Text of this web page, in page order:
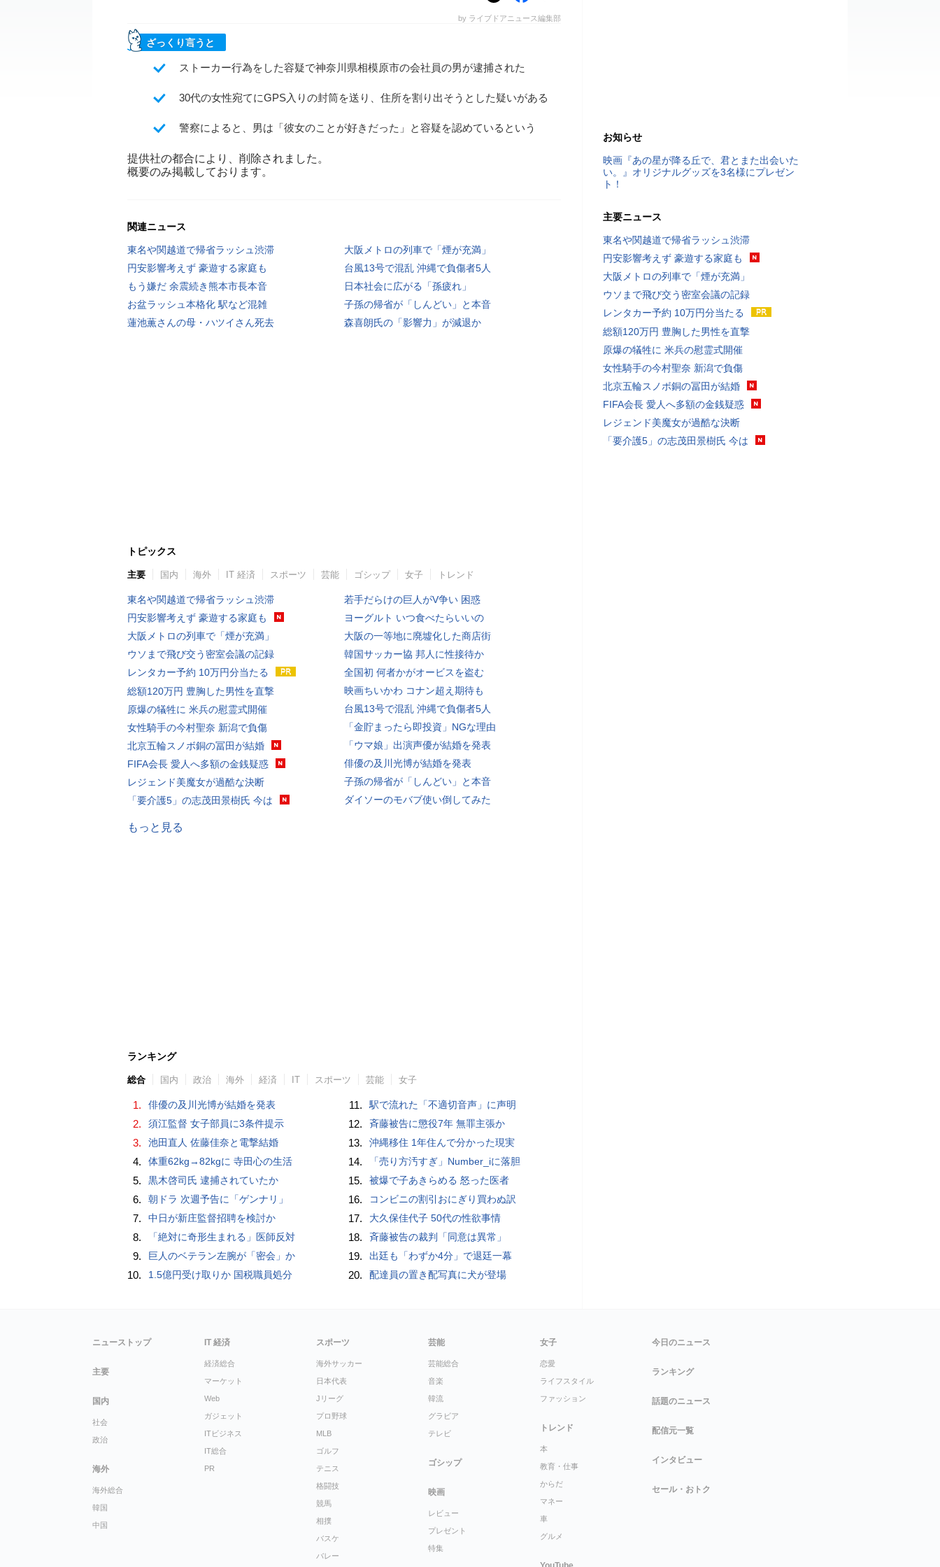
by ライブドアニュース編集部
ざっくり言うと
ストーカー行為をした容疑で神奈川県相模原市の会社員の男が逮捕された
30代の女性宛てにGPS入りの封筒を送り、住所を割り出そうとした疑いがある
警察によると、男は「彼女のことが好きだった」と容疑を認めているという
提供社の都合により、削除されました。
概要のみ掲載しております。
関連ニュース
東名や関越道で帰省ラッシュ渋滞
大阪メトロの列車で「煙が充満」
円安影響考えず 豪遊する家庭も
台風13号で混乱 沖縄で負傷者5人
もう嫌だ 余震続き熊本市長本音
日本社会に広がる「孫疲れ」
お盆ラッシュ本格化 駅など混雑
子孫の帰省が「しんどい」と本音
蓮池薫さんの母・ハツイさん死去
森喜朗氏の「影響力」が減退か
トピックス
主要 国内 海外 IT 経済 スポーツ 芸能 ゴシップ 女子 トレンド
東名や関越道で帰省ラッシュ渋滞
円安影響考えず 豪遊する家庭も
大阪メトロの列車で「煙が充満」
ウソまで飛び交う密室会議の記録
レンタカー予約 10万円分当たる
総額120万円 豊胸した男性を直撃
原爆の犠牲に 米兵の慰霊式開催
女性騎手の今村聖奈 新潟で負傷
北京五輪スノボ銅の冨田が結婚
FIFA会長 愛人へ多額の金銭疑惑
レジェンド美魔女が過酷な決断
「要介護5」の志茂田景樹氏 今は
若手だらけの巨人がV争い 困惑
ヨーグルト いつ食べたらいいの
大阪の一等地に廃墟化した商店街
韓国サッカー協 邦人に性接待か
全国初 何者かがオービスを盗む
映画ちいかわ コナン超え期待も
台風13号で混乱 沖縄で負傷者5人
「金貯まったら即投資」NGな理由
「ウマ娘」出演声優が結婚を発表
俳優の及川光博が結婚を発表
子孫の帰省が「しんどい」と本音
ダイソーのモバブ使い倒してみた
もっと見る
ランキング
総合 国内 政治 海外 経済 IT スポーツ 芸能 女子
1. 俳優の及川光博が結婚を発表
2. 須江監督 女子部員に3条件提示
3. 池田直人 佐藤佳奈と電撃結婚
4. 体重62kg→82kgに 寺田心の生活
5. 黒木啓司氏 逮捕されていたか
6. 朝ドラ 次週予告に「ゲンナリ」
7. 中日が新庄監督招聘を検討か
8. 「絶対に奇形生まれる」医師反対
9. 巨人のベテラン左腕が「密会」か
10. 1.5億円受け取りか 国税職員処分
11. 駅で流れた「不適切音声」に声明
12. 斉藤被告に懲役7年 無罪主張か
13. 沖縄移住 1年住んで分かった現実
14. 「売り方汚すぎ」Number_iに落胆
15. 被爆で子あきらめる 怒った医者
16. コンビニの割引おにぎり買わぬ訳
17. 大久保佳代子 50代の性欲事情
18. 斉藤被告の裁判「同意は異常」
19. 出廷も「わずか4分」で退廷一幕
20. 配達員の置き配写真に犬が登場
お知らせ
映画『あの星が降る丘で、君とまた出会いた
い。』オリジナルグッズを3名様にプレゼン
ト！
主要ニュース
東名や関越道で帰省ラッシュ渋滞
円安影響考えず 豪遊する家庭も
大阪メトロの列車で「煙が充満」
ウソまで飛び交う密室会議の記録
レンタカー予約 10万円分当たる
総額120万円 豊胸した男性を直撃
原爆の犠牲に 米兵の慰霊式開催
女性騎手の今村聖奈 新潟で負傷
北京五輪スノボ銅の冨田が結婚
FIFA会長 愛人へ多額の金銭疑惑
レジェンド美魔女が過酷な決断
「要介護5」の志茂田景樹氏 今は
ニューストップ
主要
国内
社会
政治
海外
海外総合
韓国
中国
IT 経済
経済総合
マーケット
Web
ガジェット
ITビジネス
IT総合
PR
スポーツ
海外サッカー
日本代表
Jリーグ
プロ野球
MLB
ゴルフ
テニス
格闘技
競馬
相撲
バスケ
バレー
芸能
芸能総合
音楽
韓流
グラビア
テレビ
ゴシップ
映画
レビュー
プレゼント
特集
女子
恋愛
ライフスタイル
ファッション
トレンド
本
教育・仕事
からだ
マネー
車
グルメ
今日のニュース
ランキング
話題のニュース
配信元一覧
インタビュー
セール・おトク